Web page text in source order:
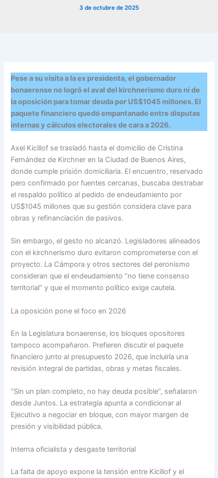
3 de octubre de 2025
Pese a su visita a la ex presidenta, el gobernador
bonaerense no logró el aval del kirchnerismo duro ni de
la oposición para tomar deuda por US$1045 millones. El
paquete financiero quedó empantanado entre disputas
internas y cálculos electorales de cara a 2026.
Axel Kicillof se trasladó hasta el domicilio de Cristina
Fernández de Kirchner en la Ciudad de Buenos Aires,
donde cumple prisión domiciliaria. El encuentro, reservado
pero confirmado por fuentes cercanas, buscaba destrabar
el respaldo político al pedido de endeudamiento por
US$1045 millones que su gestión considera clave para
obras y refinanciación de pasivos.
Sin embargo, el gesto no alcanzó. Legisladores alineados
con el kirchnerismo duro evitaron comprometerse con el
proyecto. La Cámpora y otros sectores del peronismo
consideran que el endeudamiento “no tiene consenso
territorial” y que el momento político exige cautela.
La oposición pone el foco en 2026
En la Legislatura bonaerense, los bloques opositores
tampoco acompañaron. Prefieren discutir el paquete
financiero junto al presupuesto 2026, que incluiría una
revisión integral de partidas, obras y metas fiscales.
“Sin un plan completo, no hay deuda posible”, señalaron
desde Juntos. La estrategia apunta a condicionar al
Ejecutivo a negociar en bloque, con mayor margen de
presión y visibilidad pública.
Interna oficialista y desgaste territorial
La falta de apoyo expone la tensión entre Kicillof y el